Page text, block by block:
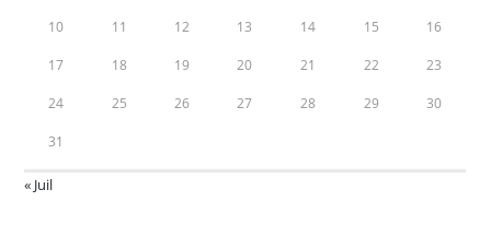
10 11 12 13 14 15 16
17 18 19 20 21 22 23
24 25 26 27 28 29 30
31
« Juil